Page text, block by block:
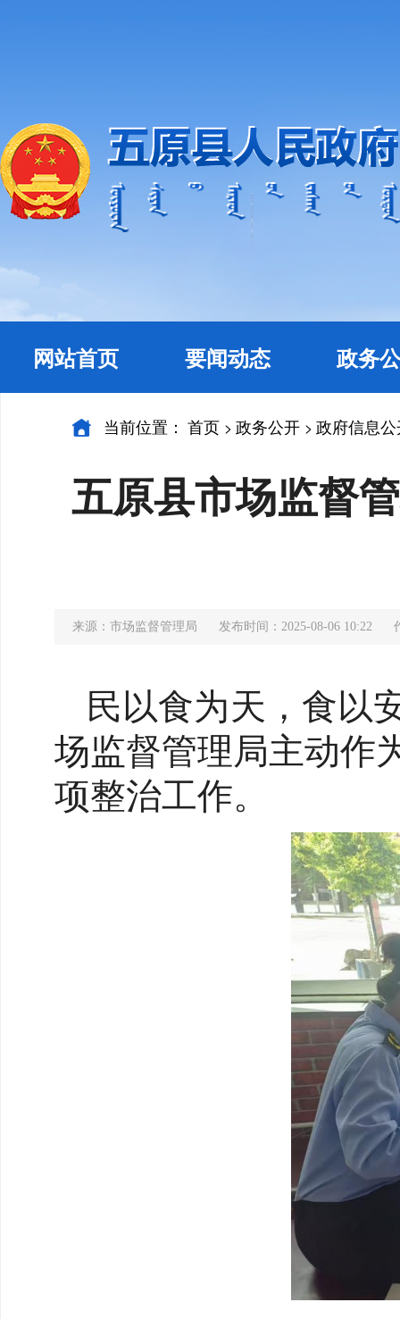
网站首页 要闻动态 政务
当前位置： 首页 > 政务公开 > 政府信息
五原县市场监督
来源：市场监督管理局 发布时间：2025-08-06 10:22
民以食为天，食以
场监督管理局主动作
项整治工作。